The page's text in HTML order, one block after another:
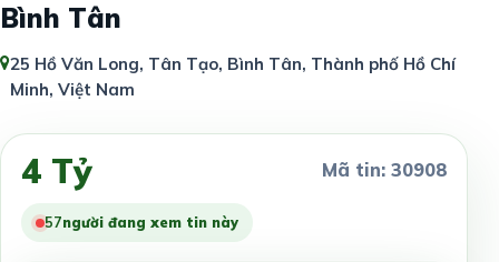
Bình Tân
25 Hồ Văn Long, Tân Tạo, Bình Tân, Thành phố Hồ Chí
Minh, Việt Nam
4 Tỷ Mã tin: 30908
58người đang xem tin này